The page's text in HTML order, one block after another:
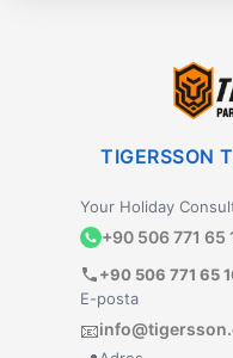
TIGERSSON
Your Holiday
+90 506 771 65
+90 506 771 65
E-posta
📧